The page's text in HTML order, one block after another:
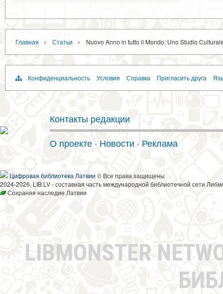
Главная › Статьи › Nuovo Anno in tutto il Mondo: Uno Studio
Конфиденциальность Условия Справка Пригласить друга
Контакты редакции
О проекте · Новости · Реклама
Цифровая библиотека Латвии © Все права защищены
2024-2026, LIB.LV - составная часть международной библиотечной сети
Сохраняя наследие Латвии
LIBMONSTER